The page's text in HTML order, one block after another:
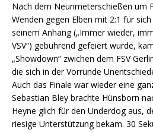
Nach dem Neunmeterschießen um
Wenden gegen Elben mit 2:1 für
seinem Anhang („Immer wieder,
VSV“) gebührend gefeiert wurde,
„Showdown“ zwichen dem FSV
die sich in der Vorrunde
Auch das Finale war wieder eine
Sebastian Bley brachte Hünsborn
Heyne glich für den Underdog aus,
riesige Unterstützung bekam. 30